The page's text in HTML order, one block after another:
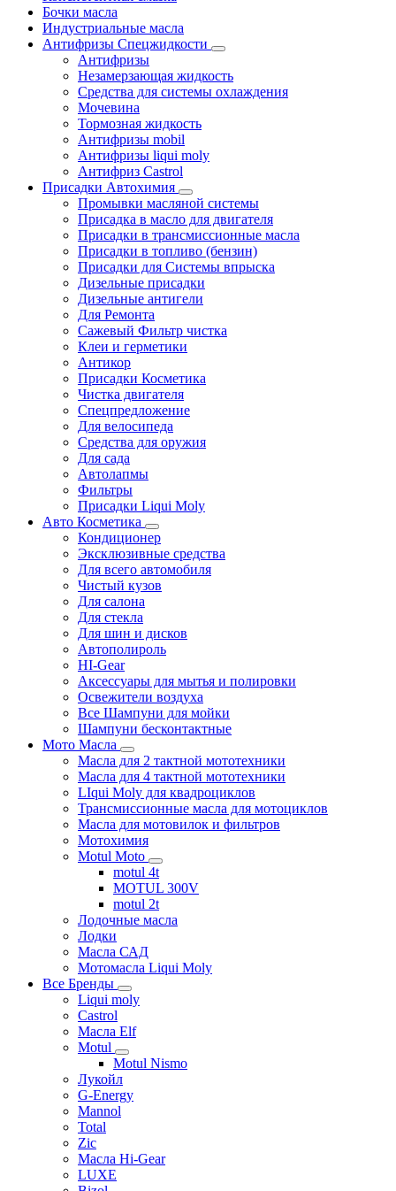
Бочки масла
Индустриальные масла
Антифризы Спецжидкости
Антифризы
Незамерзающая жидкость
Средства для системы охлаждения
Мочевина
Тормозная жидкость
Антифризы mobil
Антифризы liqui moly
Антифриз Castrol
Присадки Автохимия
Промывки масляной системы
Присадка в масло для двигателя
Присадки в трансмиссионные масла
Присадки в топливо (бензин)
Присадки для Системы впрыска
Дизельные присадки
Дизельные антигели
Для Ремонта
Сажевый Фильтр чистка
Клеи и герметики
Антикор
Присадки Косметика
Чистка двигателя
Спецпредложение
Для велосипеда
Средства для оружия
Для сада
Автолапмы
Фильтры
Присадки Liqui Moly
Авто Косметика
Кондиционер
Эксклюзивные средства
Для всего автомобиля
Чистый кузов
Для салона
Для стекла
Для шин и дисков
Автополироль
HI-Gear
Аксессуары для мытья и полировки
Освежители воздуха
Все Шампуни для мойки
Шампуни бесконтактные
Мото Масла
Масла для 2 тактной мототехники
Масла для 4 тактной мототехники
LIqui Moly для квадроциклов
Трансмиссионные масла для мотоциклов
Масла для мотовилок и фильтров
Мотохимия
Motul Moto
motul 4t
MOTUL 300V
motul 2t
Лодочные масла
Лодки
Масла САД
Мотомасла Liqui Moly
Все Бренды
Liqui moly
Castrol
Масла Elf
Motul
Motul Nismo
Лукойл
G-Energy
Mannol
Total
Zic
Масла Hi-Gear
LUXE